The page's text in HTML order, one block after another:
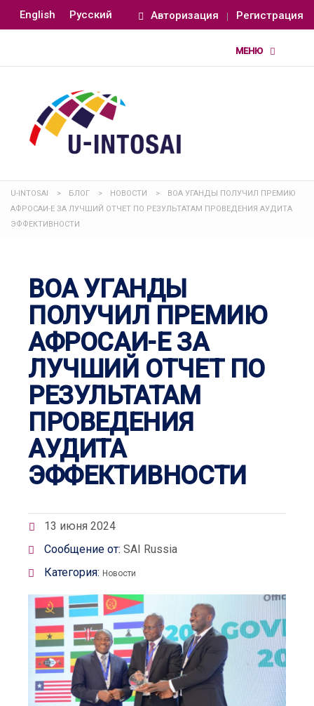
English Русский Авторизация Регистрация
U-INTOSAI > БЛОГ > НОВОСТИ >
ВОА УГАНДЫ ПОЛУЧИЛ ПРЕМИЮ
АФРОСАИ-Е ЗА ЛУЧШИЙ ОТЧЕТ ПО РЕЗУЛЬТАТАМ ПРОВЕДЕНИЯ АУДИТА
ЭФФЕКТИВНОСТИ
ВОА УГАНДЫ
ПОЛУЧИЛ ПРЕМИЮ
АФРОСАИ-Е ЗА
ЛУЧШИЙ ОТЧЕТ ПО
РЕЗУЛЬТАТАМ
ПРОВЕДЕНИЯ
АУДИТА
ЭФФЕКТИВНОСТИ
13 июня 2024
Сообщение от: SAI Russia
Категория: Новости